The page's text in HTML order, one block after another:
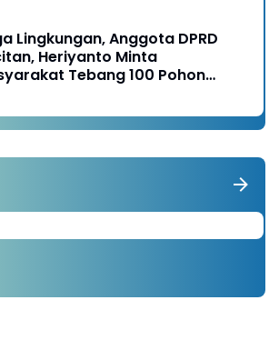
Lingkungan, Anggota DPRD
Heriyanto Minta
Tebang 100 Pohon